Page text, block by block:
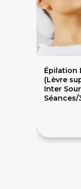
Épilation
(Lèvre
Inter